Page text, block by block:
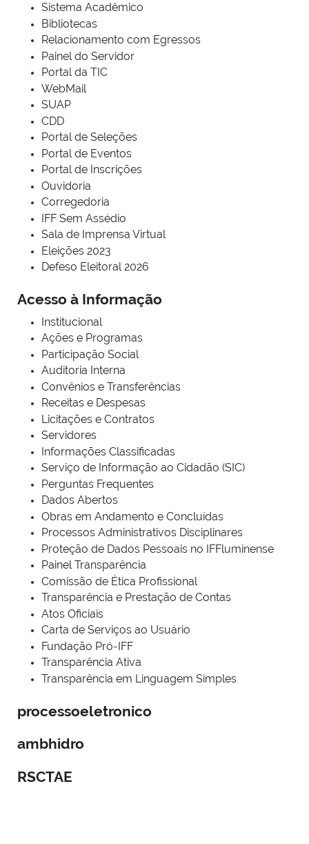
Sistema Acadêmico
Bibliotecas
Relacionamento com Egressos
Painel do Servidor
Portal da TIC
WebMail
SUAP
CDD
Portal de Seleções
Portal de Eventos
Portal de Inscrições
Ouvidoria
Corregedoria
IFF Sem Assédio
Sala de Imprensa Virtual
Eleições 2023
Defeso Eleitoral 2026
Acesso à Informação
Institucional
Ações e Programas
Participação Social
Auditoria Interna
Convênios e Transferências
Receitas e Despesas
Licitações e Contratos
Servidores
Informações Classificadas
Serviço de Informação ao Cidadão (SIC)
Perguntas Frequentes
Dados Abertos
Obras em Andamento e Concluídas
Processos Administrativos Disciplinares
Proteção de Dados Pessoais no IFFluminense
Painel Transparência
Comissão de Ética Profissional
Transparência e Prestação de Contas
Atos Oficiais
Carta de Serviços ao Usuário
Fundação Pró-IFF
Transparência Ativa
Transparência em Linguagem Simples
processoeletronico
ambhidro
RSCTAE